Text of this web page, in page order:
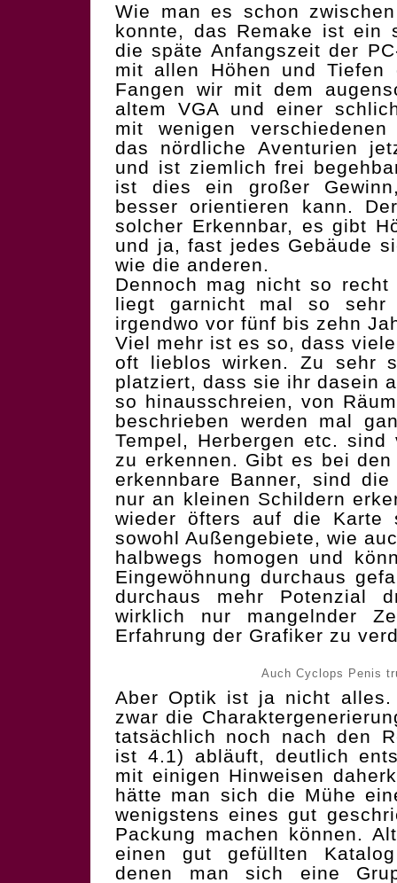
Wie man es schon
konnte, das Remake ist ein
die späte Anfangszeit der
mit allen Höhen und
Fangen wir mit dem
altem VGA und einer
mit wenigen
das nördliche Aventurien
und ist ziemlich frei
ist dies ein großer
besser orientieren kann.
solcher Erkennbar, es gibt
und ja, fast jedes Gebäude
wie die anderen.
Dennoch mag nicht so recht
liegt garnicht mal so sehr
irgendwo vor fünf bis zehn
Viel mehr ist es so, dass
oft lieblos wirken. Zu sehr
platziert, dass sie ihr dasein
so hinausschreien, von
beschrieben werden mal
Tempel, Herbergen etc.
zu erkennen. Gibt es bei
erkennbare Banner, sind
nur an kleinen Schildern
wieder öfters auf die Karte
sowohl Außengebiete, wie
halbwegs homogen und
Eingewöhnung durchaus
durchaus mehr Potenzial
wirklich nur mangelnder
Erfahrung der Grafiker zu
Auch Cyclops Penis
Aber Optik ist ja nicht
zwar die
tatsächlich noch nach den
ist 4.1) abläuft, deutlich
mit einigen Hinweisen
hätte man sich die Mühe
wenigstens eines gut
Packung machen können.
einen gut gefüllten
denen man sich eine